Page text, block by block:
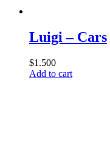
Luigi – Cars
$1.500
Add to cart